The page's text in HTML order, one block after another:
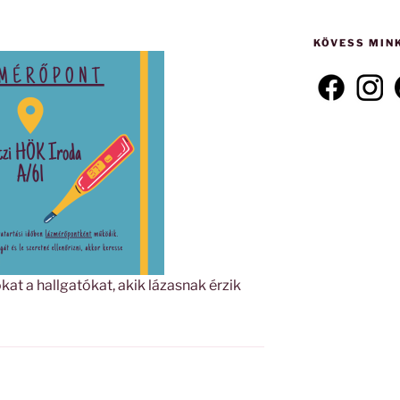
a hallgatókat, akik lázasnak érzik
következő
KÖVESS